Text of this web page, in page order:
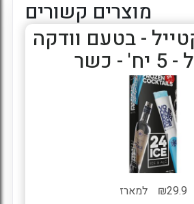
מוצרים קשורים
- בטעם וודקה
כשר
29.9
₪ למארז